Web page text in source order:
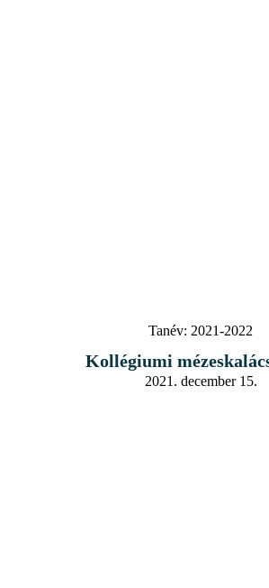
Tanév: 2021-2022
Kollégiumi
2021. december 15.